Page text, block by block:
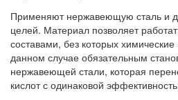
Применяют нержавеющую сталь и
целей. Материал позволяет
составами, без которых
данном случае обязательным
нержавеющей стали, которая
кислот с одинаковой